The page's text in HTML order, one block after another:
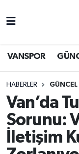
VANSPOR
HABERLER GÜNCEL
Van’da
Sorunu:
İletişim
Siyaset
Sağlık
Van Nöbetçi
Van Namaz
Van Trafik
Süper Lig